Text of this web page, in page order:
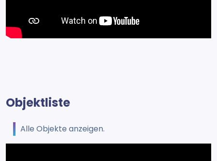
Objektliste
Alle Objekte anzeigen.